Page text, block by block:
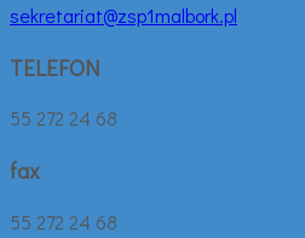
sekretariat@zsp1malbork.pl
TELEFON
55 272 24 68
fax
55 272 24 68